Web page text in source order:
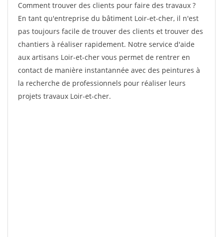
Comment trouver des clients pour faire des travaux ?
En tant qu'entreprise du bâtiment Loir-et-cher, il n'est
pas toujours facile de trouver des clients et trouver des
chantiers à réaliser rapidement. Notre service d'aide
aux artisans Loir-et-cher vous permet de rentrer en
contact de manière instantannée avec des peintures à
la recherche de professionnels pour réaliser leurs
projets travaux Loir-et-cher.